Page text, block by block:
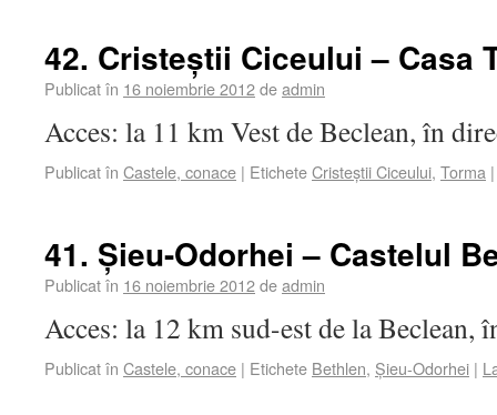
42. Cristeştii Ciceului – Casa
Publicat în 16 noiembrie 2012deadmin
Acces: la 11 km Vest de Beclean, în
Publicat în Castele, conace | EticheteCristeştii Ciceului, Torma |
41. Şieu-Odorhei – Castelul
Publicat în 16 noiembrie 2012deadmin
Acces: la 12 km sud-est de la Beclean,
Publicat în Castele, conace | Etichete Bethlen, Şieu-Odorhei |